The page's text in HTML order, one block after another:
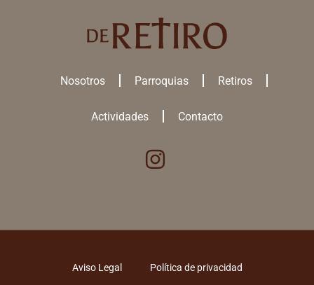
Nosotros Parroquias Retiros
Actividades Contacto
Aviso Legal Política de privacidad
RECHAZAR